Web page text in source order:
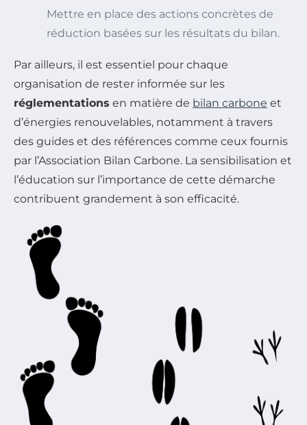
Mettre en place des actions concrètes de
réduction basées sur les résultats du bilan.
Par ailleurs, il est essentiel pour chaque
organisation de rester informée sur les
réglementations en matière de bilan carbone et
d’énergies renouvelables, notamment à travers
des guides et des références comme ceux fournis
par l’Association Bilan Carbone. La sensibilisation et
l’éducation sur l’importance de cette démarche
contribuent grandement à son efficacité.